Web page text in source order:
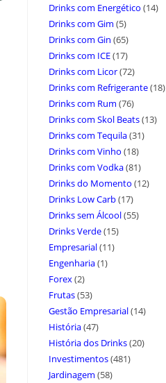
Drinks com Energético (14)
Drinks com Gim (5)
Drinks com Gin (65)
Drinks com ICE(17)
Drinks com Licor(72)
Drinks com Refrigerante(18)
Drinks com Rum (76)
Drinks com Skol Beats(13)
Drinks com Tequila(31)
Drinks com Vinho (18)
Drinks com Vodka(81)
Drinks do Momento (12)
Drinks Low Carb(17)
Drinks sem Álcool(55)
Drinks Verde(15)
Empresarial(11)
Engenharia(1)
Forex(2)
Frutas(53)
Gestão Empresarial(14)
História(47)
História dos Drinks(20)
Investimentos(481)
Jardinagem (58)